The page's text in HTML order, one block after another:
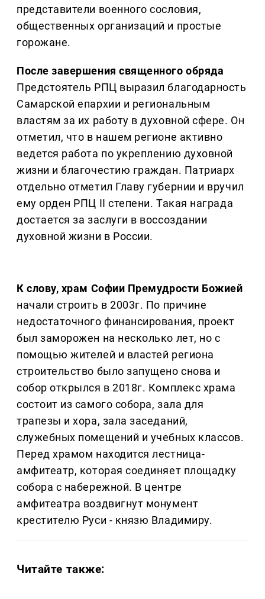
представители военного сословия,
общественных организаций и простые
горожане.
После завершения священного обряда
Предстоятель РПЦ выразил благодарность
Самарской епархии и региональным
властям за их работу в духовной сфере. Он
отметил, что в нашем регионе активно
ведется работа по укреплению духовной
жизни и благочестию граждан. Патриарх
отдельно отметил Главу губернии и вручил
ему орден РПЦ II степени. Такая награда
достается за заслуги в воссоздании
духовной жизни в России.
К слову, храм Софии Премудрости Божией
начали строить в 2003г. По причине
недостаточного финансирования, проект
был заморожен на несколько лет, но с
помощью жителей и властей региона
строительство было запущено снова и
собор открылся в 2018г. Комплекс храма
состоит из самого собора, зала для
трапезы и хора, зала заседаний,
служебных помещений и учебных классов.
Перед храмом находится лестница-
амфитеатр, которая соединяет площадку
собора с набережной. В центре
амфитеатра воздвигнут монумент
крестителю Руси - князю Владимиру.
Читайте также: